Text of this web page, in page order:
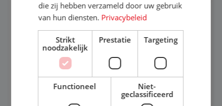
Nijmegen Baan 33-36 uur MBO
Jij vindt de mooiste plekjes ter wereld en geeft
eenoudergezinnen én singles de meest
onvergetelijke vakanties van hun leven, hoe gaaf
is dat? Ben jij de commerciële professional die
die zij hebben verzameld door uw gebruik
van hun diensten. Privacybeleid
Strikt
noodzakelijk
Prestatie Targeting
Functioneel
Niet-
geclassificeerd